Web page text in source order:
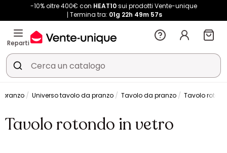
-10% oltre 400€ con HEAT10sui prodotti Vente-unique
Termina tra: 01g 22h 49m 57s
Reparti
pranzo Universo tavolo da pranzo Tavolo da pranzo Tavolo
Tavolo rotondo in vetro